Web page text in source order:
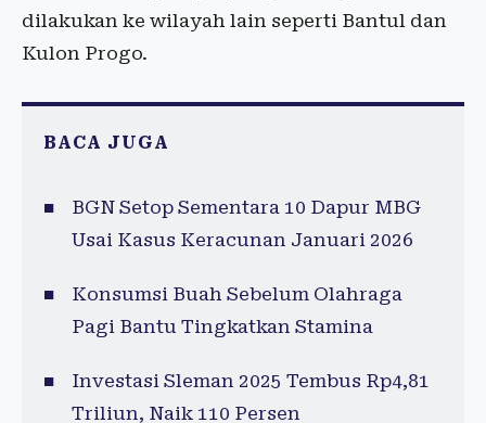
dilakukan ke wilayah lain seperti Bantul dan
Kulon Progo.
BACA JUGA
BGN Setop Sementara 10 Dapur MBG
Usai Kasus Keracunan Januari 2026
Konsumsi Buah Sebelum Olahraga
Pagi Bantu Tingkatkan Stamina
Investasi Sleman 2025 Tembus Rp4,81
Triliun, Naik 110 Persen